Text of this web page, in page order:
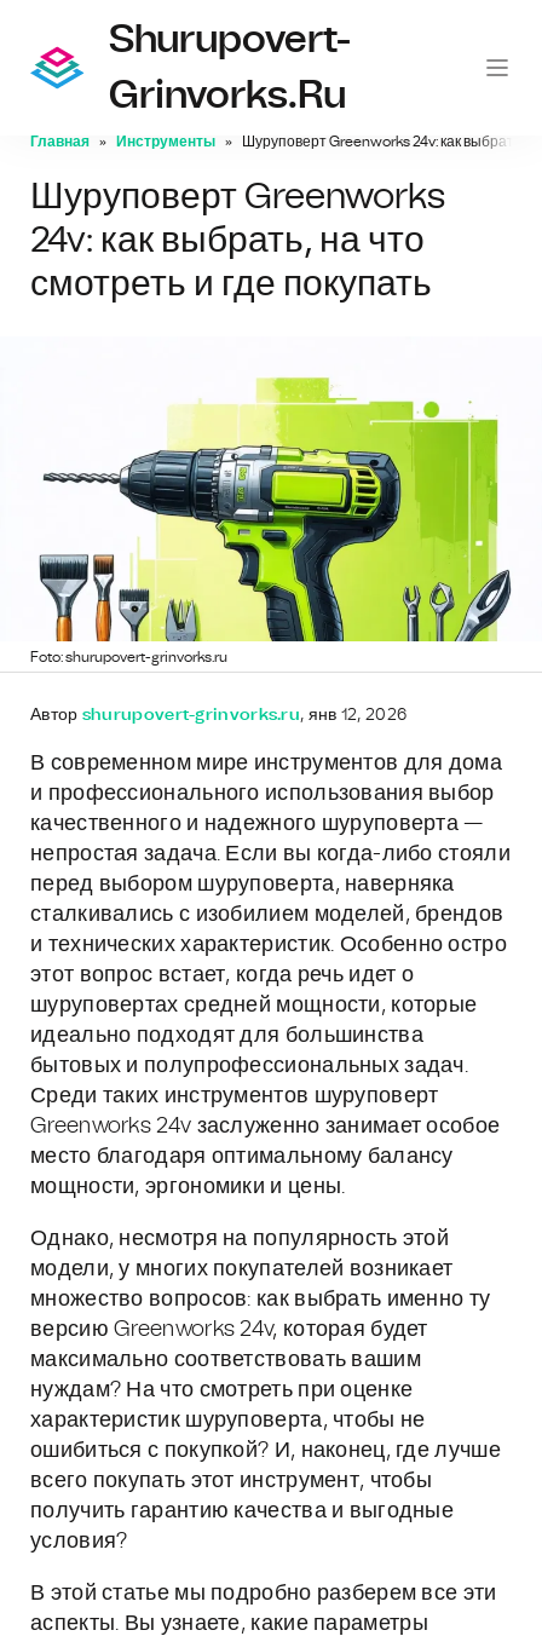
Shurupovert-
Grinvorks.ru
Главная Инструменты Шуруповерт Greenworks 24v: как выбрать,
Шуруповерт Greenworks
24v: как выбрать, на что
смотреть и где покупать
Foto: shurupovert-grinvorks.ru
Автор shurupovert-grinvorks.ru, янв 12, 2026
В современном мире инструментов для дома
и профессионального использования выбор
качественного и надежного шуруповерта —
непростая задача. Если вы когда-либо стояли
перед выбором шуруповерта, наверняка
сталкивались с изобилием моделей, брендов
и технических характеристик. Особенно остро
этот вопрос встает, когда речь идет о
шуруповертах средней мощности, которые
идеально подходят для большинства
бытовых и полупрофессиональных задач.
Среди таких инструментов шуруповерт
Greenworks 24v заслуженно занимает особое
место благодаря оптимальному балансу
мощности, эргономики и цены.
Однако, несмотря на популярность этой
модели, у многих покупателей возникает
множество вопросов: как выбрать именно ту
версию Greenworks 24v, которая будет
максимально соответствовать вашим
нуждам? На что смотреть при оценке
характеристик шуруповерта, чтобы не
ошибиться с покупкой? И, наконец, где лучше
всего покупать этот инструмент, чтобы
получить гарантию качества и выгодные
условия?
В этой статье мы подробно разберем все эти
аспекты. Вы узнаете, какие параметры